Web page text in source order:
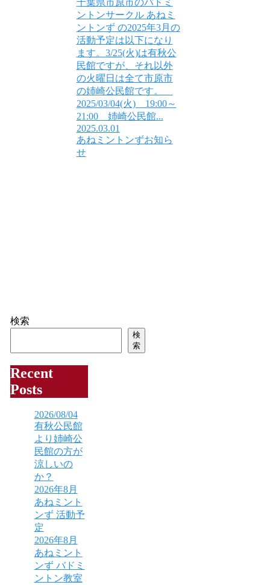
ントンサークル あねミ
ントンず の2025年3月の
活動予定は以下になり
ます。3/25(火)は有秋公
民館ですが、それ以外
の火曜日は全て市原市
の姉崎公民館です。
2025/03/04(火) 19:00～
21:00 姉崎公民館...
2025.03.01
あねミントンずお知ら
せ
検索
検
索
Recent
Posts
2026/08/04
有秋公民館
より姉崎公
民館の方が
涼しいの
か？
2026年8月
あねミント
ンず 活動予
定
2026年8月
あねミント
ンず バドミ
ントン教室